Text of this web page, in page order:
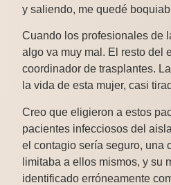
y saliendo, me quedé
Cuando los profesionales de
algo va muy mal. El resto del
coordinador de trasplantes.
la vida de esta mujer, casi
Creo que eligieron a estos
pacientes infecciosos del
el contagio sería seguro, una
limitaba a ellos mismos, y su
identificado erróneamente